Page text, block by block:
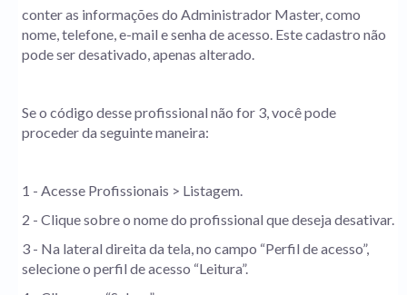
conter as informações do Administrador Master, como
nome, telefone, e-mail e senha de acesso. Este cadastro não
pode ser desativado, apenas alterado.
Se o código desse profissional não for 3, você pode
proceder da seguinte maneira:
1 - Acesse Profissionais > Listagem.
2 - Clique sobre o nome do profissional que deseja desativar.
3 - Na lateral direita da tela, no campo “Perfil de acesso”,
selecione o perfil de acesso “Leitura”.